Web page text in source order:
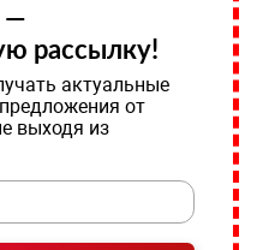
—
рассылку!
актуальные
от
выходя из